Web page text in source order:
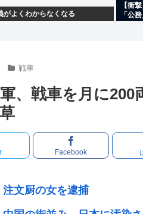
がよくわからなくなる
【衝
「公
戦車
、戦車を月に
Facebook
注文厨の女を逮捕